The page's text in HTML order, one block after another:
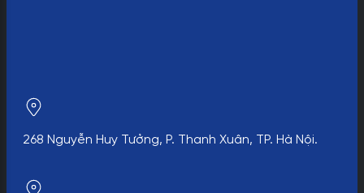
268 Nguyễn Huy Tưởng, P. Thanh Xuân, TP. Hà Nội.